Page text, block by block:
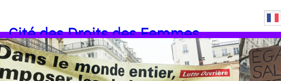
Cité des Droits des Femmes